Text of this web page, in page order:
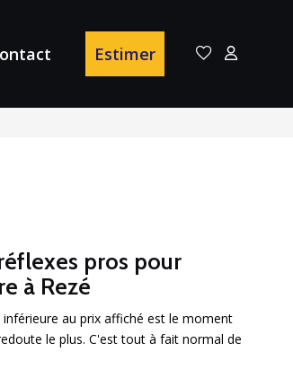
Estimer
pros pour
à Rezé
inférieure au prix affiché est le moment
le plus. C'est tout à fait normal de